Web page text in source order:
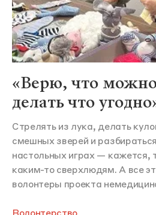
«Верю, что
делать что
Стрелять из лука, делать
смешных зверей и
настольных играх — кажется,
каким-то сверхлюдям. А все
волонтеры проекта